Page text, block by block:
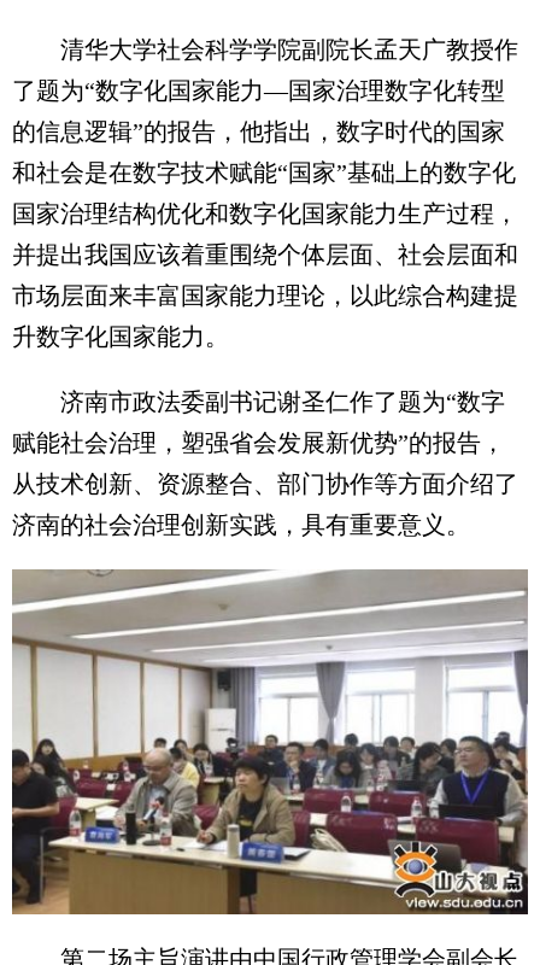
清华大学社会科学学院副院长孟天广教授作
了题为“数字化国家能力—国家治理数字化转型
的信息逻辑”的报告，他指出，数字时代的国家
和社会是在数字技术赋能“国家”基础上的数字化
国家治理结构优化和数字化国家能力生产过程，
并提出我国应该着重围绕个体层面、社会层面和
市场层面来丰富国家能力理论，以此综合构建提
升数字化国家能力。
济南市政法委副书记谢圣仁作了题为“数字
赋能社会治理，塑强省会发展新优势”的报告，
从技术创新、资源整合、部门协作等方面介绍了
济南的社会治理创新实践，具有重要意义。
第二场主旨演讲由中国行政管理学会副会长